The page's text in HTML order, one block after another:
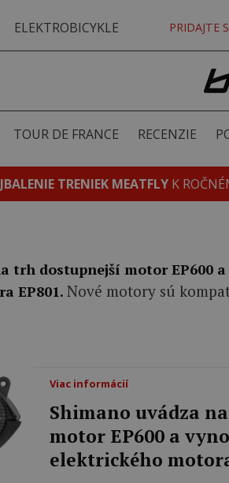
ELEKTROBICYKLE PRIDAJTE
TOUR DE FRANCE RECENZIE
TRENIEK MEATFLY K
trh dostupnejší motor EP600
EP801. Nové motory sú
Viac informácií
Shimano uvádza
motor EP600 a
elektrického